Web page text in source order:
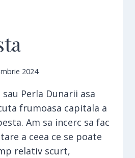
2024
Perla Dunarii asa
frumoasa capitala a
Am sa incerc sa fac
a ceea ce se poate
relativ scurt,